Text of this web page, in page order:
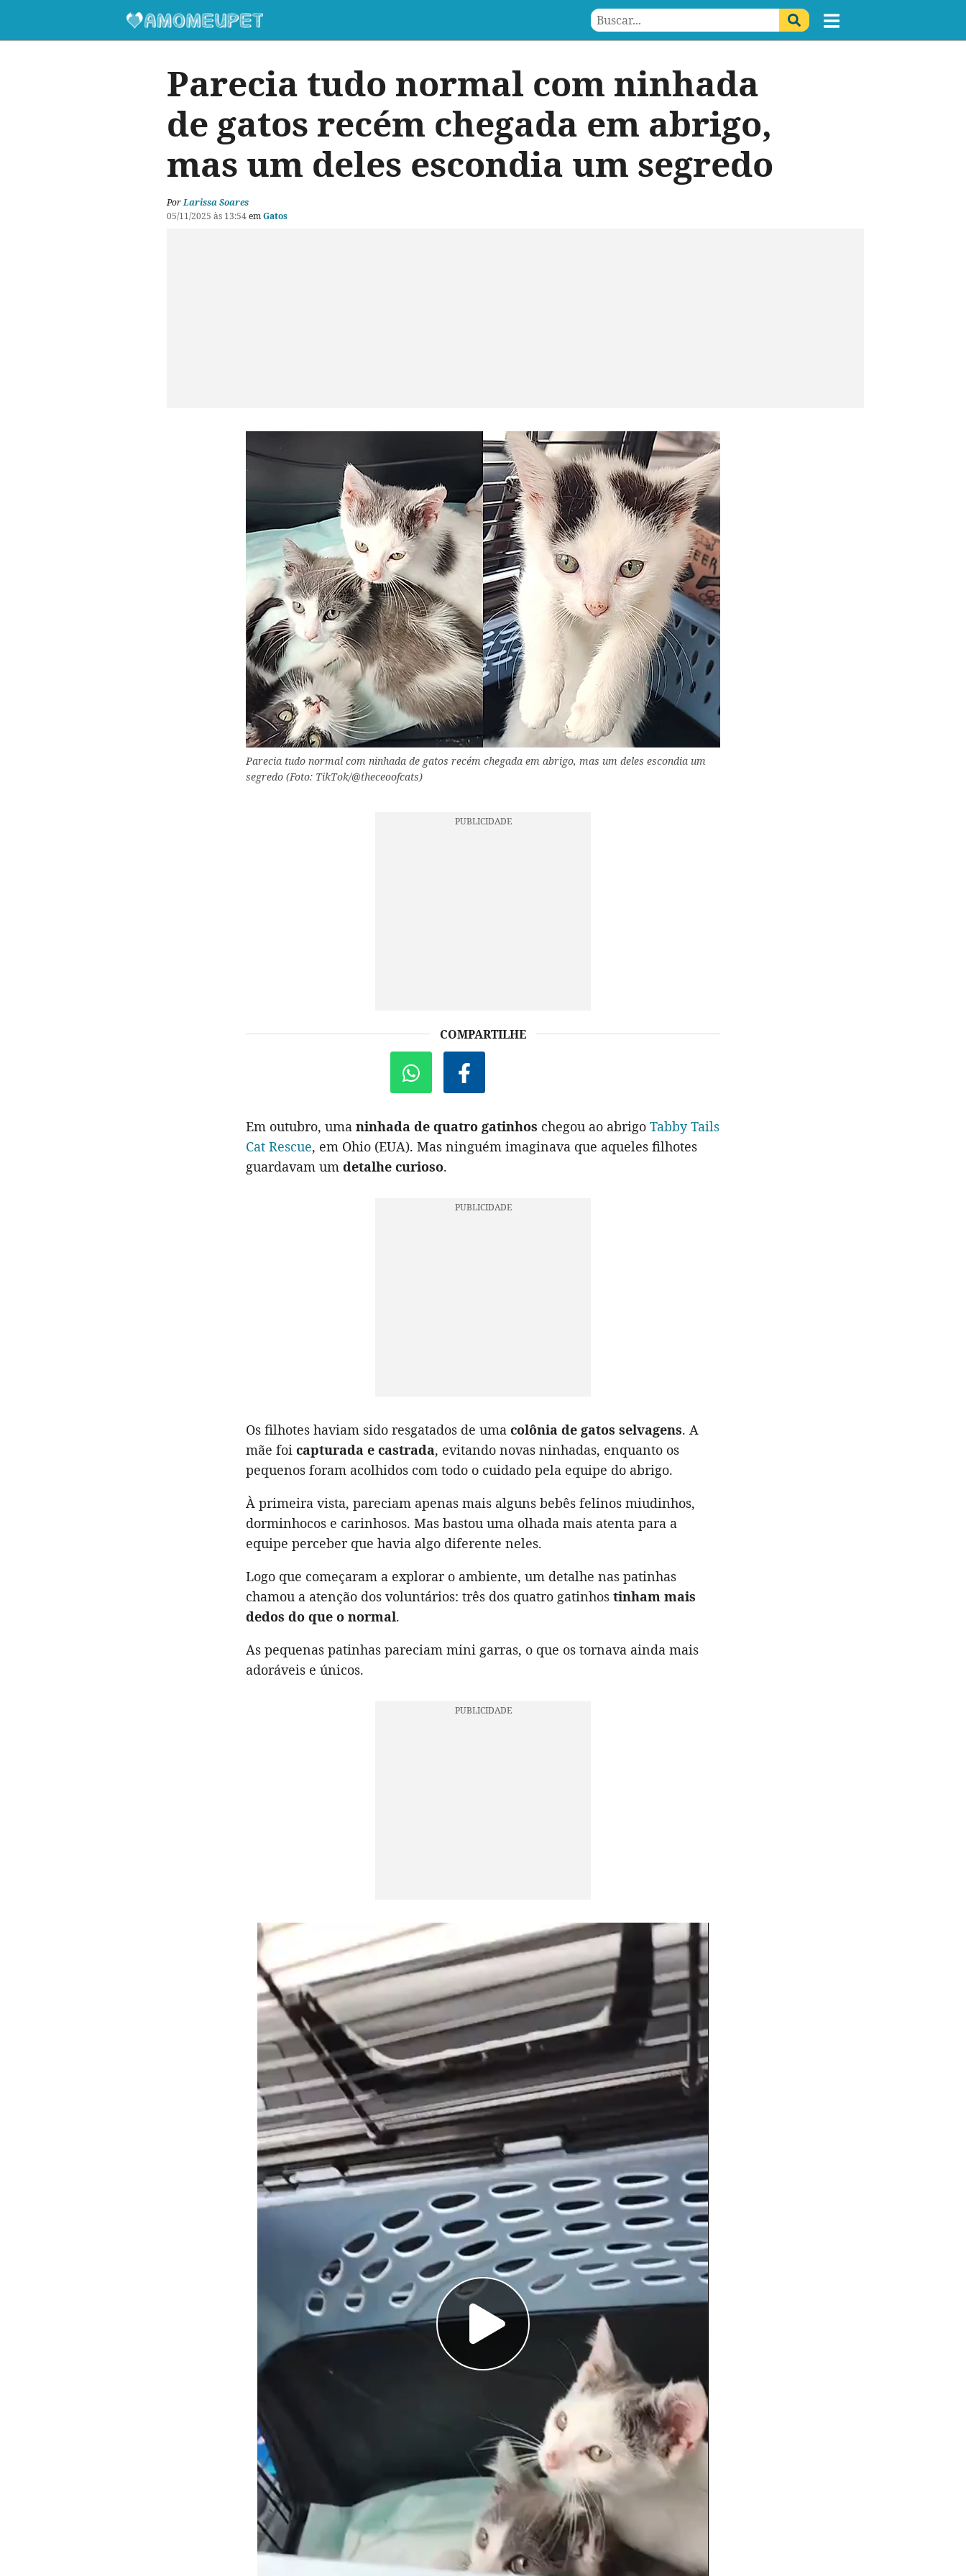
Parecia tudo normal com ninhada
de gatos recém chegada em abrigo,
mas um deles escondia um segredo
PorLarissa Soares
05/11/2025 às 13:54emGatos
Parecia tudo normal com ninhada de gatos recém chegada em abrigo, mas um deles escondia um
segredo (Foto: TikTok/@theceoofcats)
COMPARTILHE
Em outubro, uma ninhada de quatro gatinhos chegou ao abrigo Tabby Tails
Cat Rescue, em Ohio (EUA). Mas ninguém imaginava que aqueles filhotes
guardavam um detalhe curioso.
Os filhotes haviam sido resgatados de uma colônia de gatos selvagens. A
mãe foi capturada e castrada, evitando novas ninhadas, enquanto os
pequenos foram acolhidos com todo o cuidado pela equipe do abrigo.
À primeira vista, pareciam apenas mais alguns bebês felinos miudinhos,
dorminhocos e carinhosos. Mas bastou uma olhada mais atenta para a
equipe perceber que havia algo diferente neles.
Logo que começaram a explorar o ambiente, um detalhe nas patinhas
chamou a atenção dos voluntários: três dos quatro gatinhos tinham mais
dedos do que o normal.
As pequenas patinhas pareciam mini garras, o que os tornava ainda mais
adoráveis e únicos.